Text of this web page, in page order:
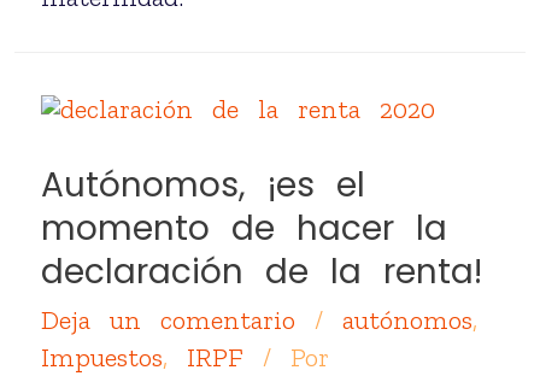
Autónomos, ¡es el
momento de hacer la
declaración de la renta!
Deja un comentario / autónomos,
Impuestos, IRPF / Por